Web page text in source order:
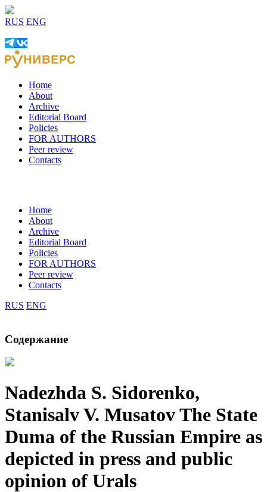
RUS ENG
Home
About
Archive
Editorial Board
Policies
FOR AUTHORS
Peer review
Contacts
Home
About
Archive
Editorial Board
Policies
FOR AUTHORS
Peer review
Contacts
RUS ENG
Содержание
Nadezhda S. Sidorenko,
Stanisalv V. MusatovThe State
Duma of the Russian Empire as
depicted in press and public
opinion of Urals